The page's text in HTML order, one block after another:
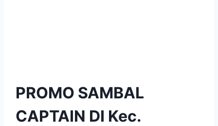
PROMO SAMBAL
CAPTAIN DI Kec.